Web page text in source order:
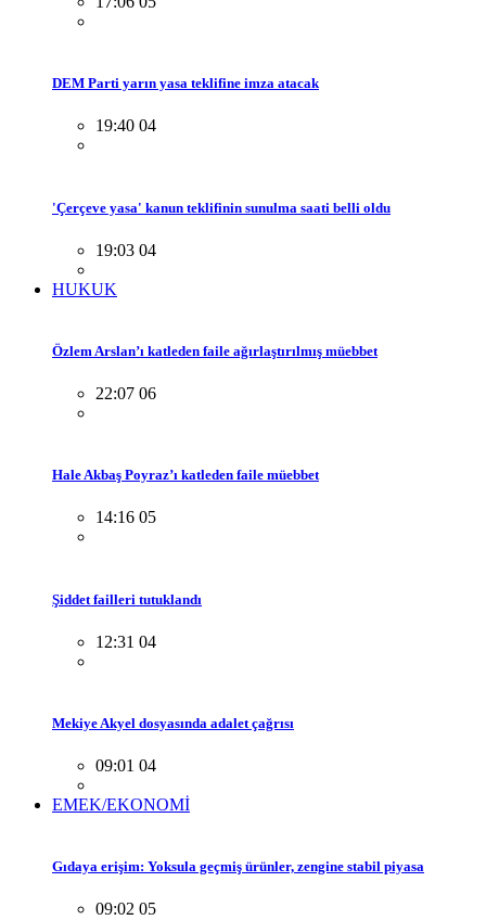
DEM Parti yarın yasa teklifine imza atacak
19:40 04
'Çerçeve yasa' kanun teklifinin sunulma saati belli oldu
19:03 04
HUKUK
Özlem Arslan’ı katleden faile ağırlaştırılmış müebbet
22:07 06
Hale Akbaş Poyraz’ı katleden faile müebbet
14:16 05
Şiddet failleri tutuklandı
12:31 04
Mekiye Akyel dosyasında adalet çağrısı
09:01 04
EMEK/EKONOMİ
Gıdaya erişim: Yoksula geçmiş ürünler, zengine stabil piyasa
09:02 05